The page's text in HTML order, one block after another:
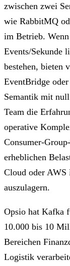
zwischen zwei
wie RabbitMQ
im Betrieb.
Events/Sekunde
bestehen, bieten
EventBridge
Semantik mit
Team die
operative
Consumer-
erheblichen
Cloud oder AWS
auszulagern.
Opsio hat Kafka
10.000 bis 10
Bereichen
Logistik